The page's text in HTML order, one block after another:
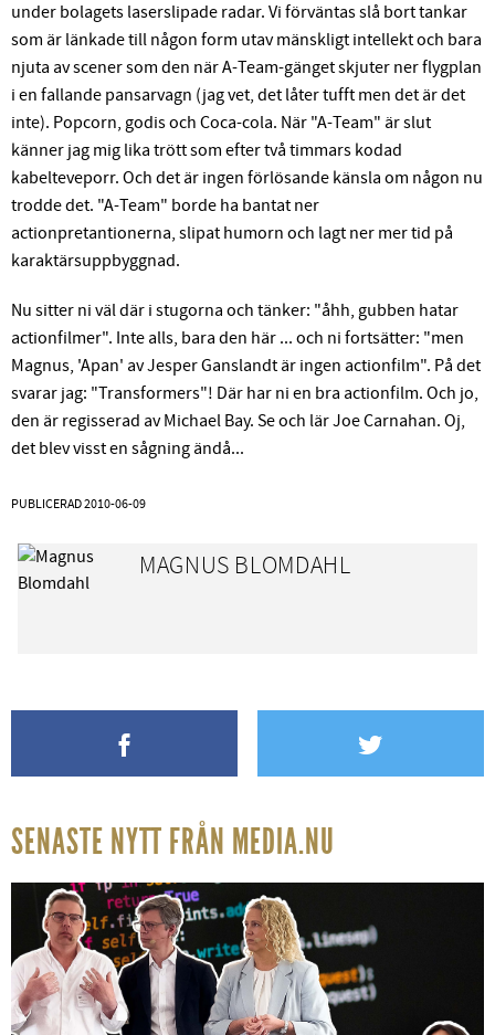
under bolagets laserslipade radar. Vi förväntas slå bort tankar
som är länkade till någon form utav mänskligt intellekt och bara
njuta av scener som den när A-Team-gänget skjuter ner flygplan
i en fallande pansarvagn (jag vet, det låter tufft men det är det
inte). Popcorn, godis och Coca-cola. När "A-Team" är slut
känner jag mig lika trött som efter två timmars kodad
kabelteveporr. Och det är ingen förlösande känsla om någon nu
trodde det. "A-Team" borde ha bantat ner
actionpretantionerna, slipat humorn och lagt ner mer tid på
karaktärsuppbyggnad.
Nu sitter ni väl där i stugorna och tänker: "åhh, gubben hatar
actionfilmer". Inte alls, bara den här ... och ni fortsätter: "men
Magnus, 'Apan' av Jesper Ganslandt är ingen actionfilm". På det
svarar jag: "Transformers"! Där har ni en bra actionfilm. Och jo,
den är regisserad av Michael Bay. Se och lär Joe Carnahan. Oj,
det blev visst en sågning ändå...
PUBLICERAD2010-06-09
MAGNUS BLOMDAHL
SENASTE NYTT FRÅN MEDIA.NU